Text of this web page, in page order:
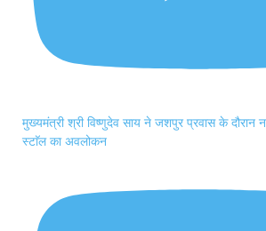
मुख्यमंत्री श्री विष्णुदेव साय ने जशपुर प्रवास के दौरान
स्टाॅल का अवलोकन